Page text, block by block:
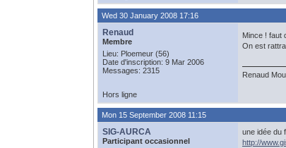
Wed 30 January 2008 17:16
Renaud
Membre
Lieu: Ploemeur (56)
Date d'inscription: 9 Mar 2006
Messages: 2315
Mince ! faut
On est
Renaud
Hors ligne
Mon 15 September 2008 11:15
SIG-AURCA
Participant occasionnel
une idée du
http://